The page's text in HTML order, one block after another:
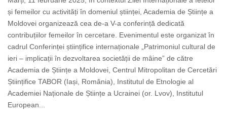
și femeilor cu activități în domeniul științei, Academia de Științe a
Moldovei organizează cea de-a V-a conferință dedicată
contribuțiilor femeilor în cercetare. Evenimentul este organizat în
cadrul Conferinței științifice internaționale „Patrimoniul cultural de
ieri – implicații în dezvoltarea societății de mâine” de către
Academia de Științe a Moldovei, Centrul Mitropolitan de Cercetări
Științifice TABOR (Iași, România), Institutul de Etnologie al
Academiei Naționale de Științe a Ucrainei (or. Lvov), Institutul
European...